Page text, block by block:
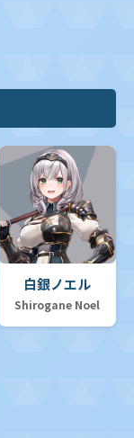
白銀ノエル
Shirogane Noel